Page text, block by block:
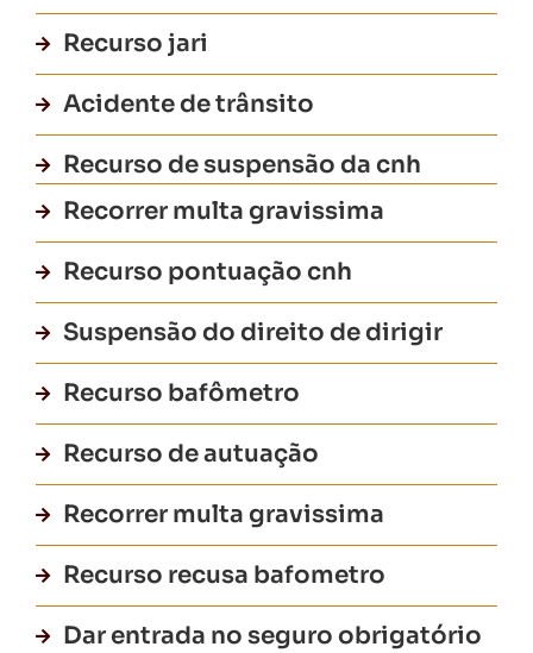
Recurso jari
Acidente de trânsito
Recurso de suspensão da cnh
Recorrer multa gravissima
Recurso pontuação cnh
Suspensão do direito de dirigir
Recurso bafômetro
Recurso de autuação
Recorrer multa gravissima
Recurso recusa bafometro
Dar entrada no seguro obrigatório